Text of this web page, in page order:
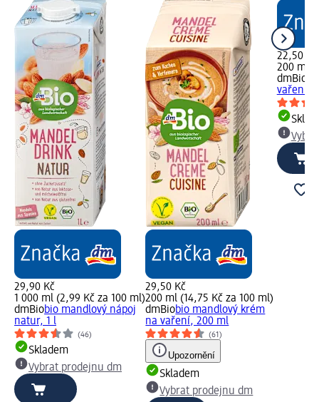
29,90 Kč
1 000 ml (2,99 Kč za 100 ml)
dmBiobio mandlový nápoj
natur, 1 l
(46)
Skladem
Vybrat prodejnu dm
29,50 Kč
200 ml (14,75 Kč za 100 ml)
dmBiobio mandlový krém
na vaření, 200 ml
(61)
Upozornění
Skladem
Vybrat prodejnu dm
22,50 Kč
200 ml
dmBio
vaření,